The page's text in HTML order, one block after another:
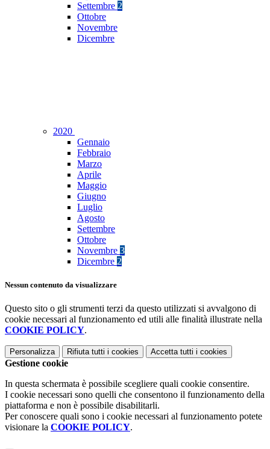
Settembre 2
Ottobre
Novembre
Dicembre
2020
Gennaio
Febbraio
Marzo
Aprile
Maggio
Giugno
Luglio
Agosto
Settembre
Ottobre
Novembre 3
Dicembre 2
Nessun contenuto da visualizzare
Questo sito o gli strumenti terzi da questo utilizzati si avvalgono di
cookie necessari al funzionamento ed utili alle finalità illustrate nella
COOKIE POLICY.
Personalizza Rifiuta tutti i cookies Accetta tutti i cookies
Gestione cookie
In questa schermata è possibile scegliere quali cookie consentire.
I cookie necessari sono quelli che consentono il funzionamento della
piattaforma e non è possibile disabilitarli.
Per conoscere quali sono i cookie necessari al funzionamento potete
visionare la COOKIE POLICY.